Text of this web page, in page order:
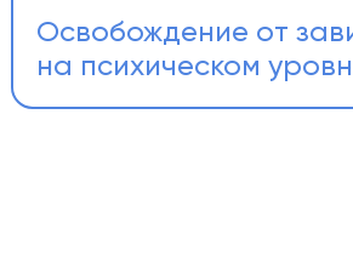
Освобождение от
на психическом